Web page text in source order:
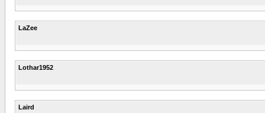
LaZee
Lothar1952
Laird